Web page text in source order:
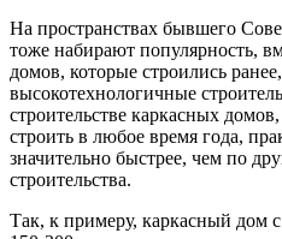
На пространствах бывшего
тоже набирают популярность,
домов, которые строились
высокотехнологичные
строительстве каркасных
строить в любое время года,
значительно быстрее, чем по
строительства.
Так, к примеру, каркасный дом